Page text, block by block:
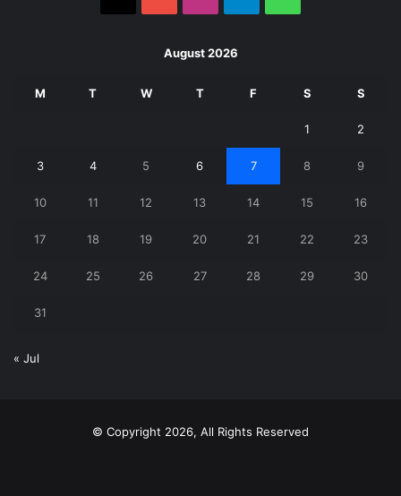
August 2026
M T W T F S S
1 2
3 4 5 6 7 8 9
10 11 12 13 14 15 16
17 18 19 20 21 22 23
24 25 26 27 28 29 30
31
« Jul
© Copyright 2026, All Rights Reserved